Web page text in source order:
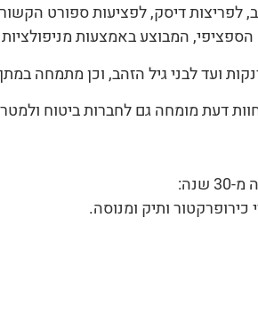
לפריצות דיסק, לפציעות ספורט
המבוצע באמצעות
ועד לבני גיל הזהב, וכן מתמחה
דעת מומחה גם לחברות ביטוח
כירופרקטור ותיק ומנוסה.